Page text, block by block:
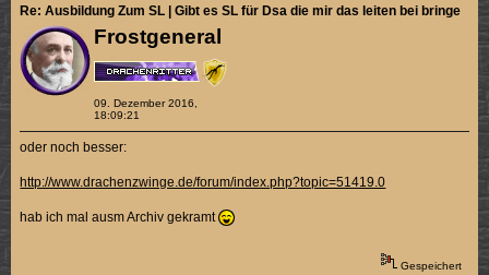
Frostgeneral
09. Dezember 2016,
18:09:21
Re: Ausbildung Zum SL | Gibt es SL für Dsa die mir das leiten bei bringen
oder noch besser:
http://www.drachenzwinge.de/forum/index.php?topic=51419.0
hab ich mal ausm Archiv gekramt
Gespeichert